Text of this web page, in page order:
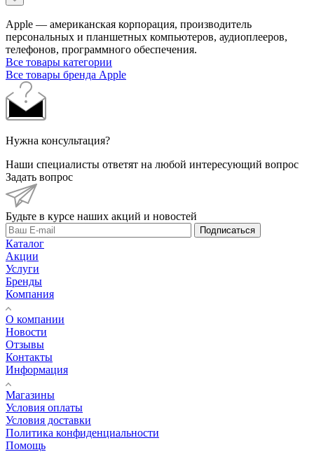
Apple — американская корпорация, производитель
персональных и планшетных компьютеров, аудиоплееров,
телефонов, программного обеспечения.
Все товары категории
Все товары бренда Apple
Нужна консультация?
Наши специалисты ответят на любой интересующий вопрос
Задать вопрос
Будьте в курсе наших акций и новостей
Подписаться
Каталог
Акции
Услуги
Бренды
Компания
О компании
Новости
Отзывы
Контакты
Информация
Магазины
Условия оплаты
Условия доставки
Политика конфиденциальности
Помощь